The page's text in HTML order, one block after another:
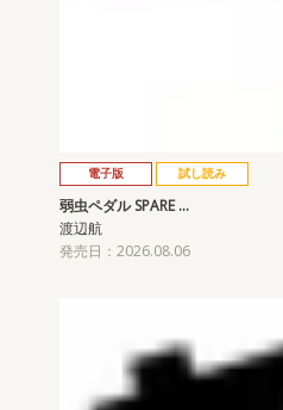
電子版 試し読み
弱虫ペダル SPARE …
渡辺航
発売日：2026.08.06